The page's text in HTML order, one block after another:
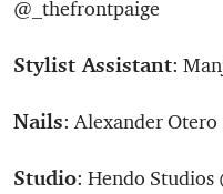
@_thefrontpaige
Stylist Assistant:
Nails: Alexander
Studio: Hendo Studios